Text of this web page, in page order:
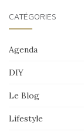
CATÉGORIES
Agenda
DIY
Le Blog
Lifestyle